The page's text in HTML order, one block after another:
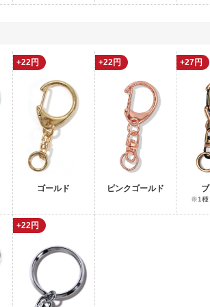
ゴールド
+22円
ピンクゴールド
+22円
※1種
+27円
+22円